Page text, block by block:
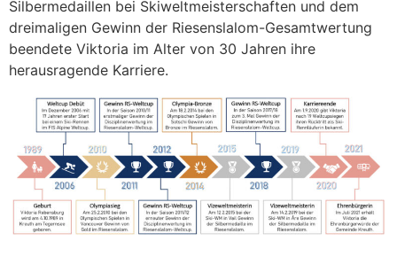
Silbermedaillen bei Skiweltmeisterschaften und dem
dreimaligen Gewinn der Riesenslalom-Gesamtwertung
beendete Viktoria im Alter von 30 Jahren ihre
herausragende Karriere.